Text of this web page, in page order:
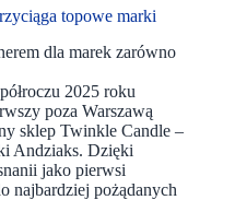
topowe marki
dla marek zarówno
2025 roku
poza Warszawą
sklep Twinkle Candle –
Andziaks. Dzięki
jako pierwsi
najbardziej pożądanych